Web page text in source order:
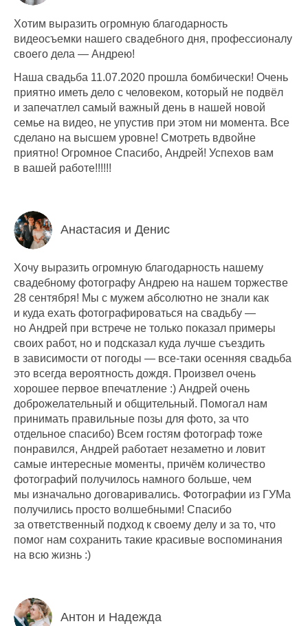
Хотим выразить огромную благодарность
видеосъемки нашего свадебного дня, профессионалу
своего дела — Андрею!
Наша свадьба 11.07.2020 прошла бомбически! Очень
приятно иметь дело с человеком, который не подвёл
и запечатлел самый важный день в нашей новой
семье на видео, не упустив при этом ни момента. Все
сделано на высшем уровне! Смотреть вдвойне
приятно! Огромное Спасибо, Андрей! Успехов вам
в вашей работе!!!!!!
Анастасия и Денис
Хочу выразить огромную благодарность нашему
свадебному фотографу Андрею на нашем торжестве
28 сентября! Мы с мужем абсолютно не знали как
и куда ехать фотографироваться на свадьбу —
но Андрей при встрече не только показал примеры
своих работ, но и подсказал куда лучше съездить
в зависимости от погоды — все-таки осенняя свадьба
это всегда вероятность дождя. Произвел очень
хорошее первое впечатление :) Андрей очень
доброжелательный и общительный. Помогал нам
принимать правильные позы для фото, за что
отдельное спасибо) Всем гостям фотограф тоже
понравился, Андрей работает незаметно и ловит
самые интересные моменты, причём количество
фотографий получилось намного больше, чем
мы изначально договаривались. Фотографии из ГУМа
получились просто волшебными! Спасибо
за ответственный подход к своему делу и за то, что
помог нам сохранить такие красивые воспоминания
на всю жизнь :)
Антон и Надежда